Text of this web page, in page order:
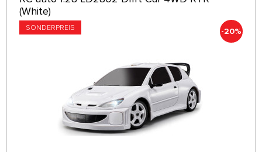
(White)
SONDERPREIS -20%